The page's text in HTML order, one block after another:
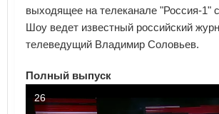
выходящее на телеканале "Россия-1"
Шоу ведет известный российский
телеведущий Владимир Соловьев.
Полный выпуск